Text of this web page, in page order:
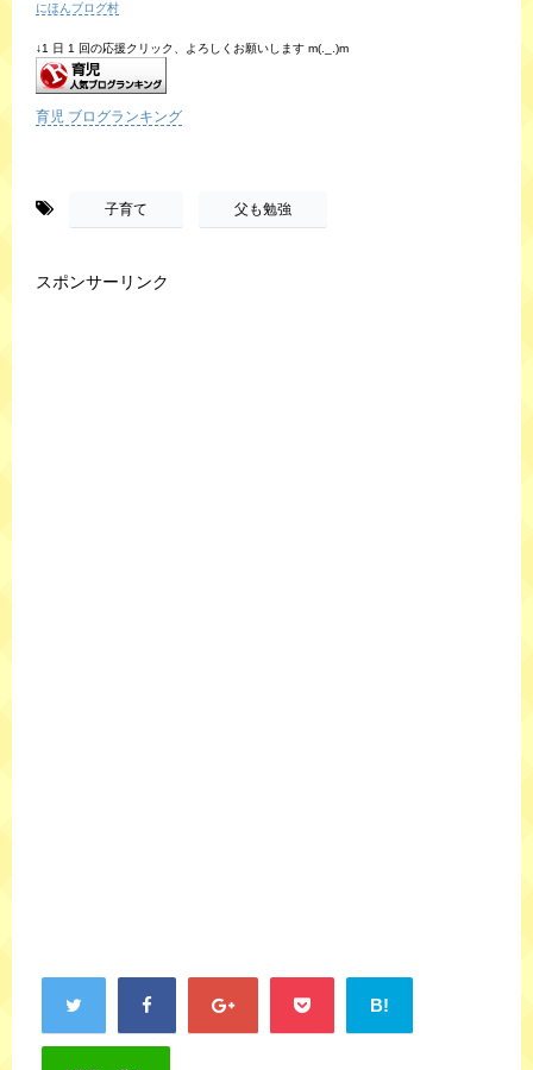
にほんブログ村
↓1 日 1 回の応援クリック、よろしくお願いします m(._.)m
育児 ブログランキング
子育て 父も勉強
スポンサーリンク
B!